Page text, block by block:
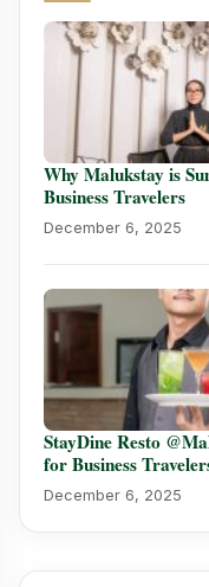
Why Malukstay is
Business Travelers
December 6, 2025
StayDine Resto
for Business
December 6, 2025